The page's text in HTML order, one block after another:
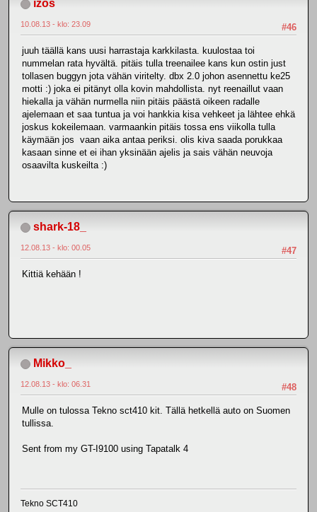
izos
#46
10.08.13 - klo: 23.09
juuh täällä kans uusi harrastaja karkkilasta. kuulostaa toi
nummelan rata hyvältä. pitäis tulla treenailee kans kun ostin just
tollasen buggyn jota vähän viritelty. dbx 2.0 johon asennettu ke25
motti :) joka ei pitänyt olla kovin mahdollista. nyt reenaillut vaan
hiekalla ja vähän nurmella niin pitäis päästä oikeen radalle
ajelemaan et saa tuntua ja voi hankkia kisa vehkeet ja lähtee ehkä
joskus kokeilemaan. varmaankin pitäis tossa ens viikolla tulla
käymään jos vaan aika antaa periksi. olis kiva saada porukkaa
kasaan sinne et ei ihan yksinään ajelis ja sais vähän neuvoja
osaavilta kuskeilta :)
shark-18_
#47
12.08.13 - klo: 00.05
Kittiä kehään !
Mikko_
#48
12.08.13 - klo: 06.31
Mulle on tulossa Tekno sct410 kit. Tällä hetkellä auto on Suomen
tullissa.
Sent from my GT-I9100 using Tapatalk 4
Tekno SCT410